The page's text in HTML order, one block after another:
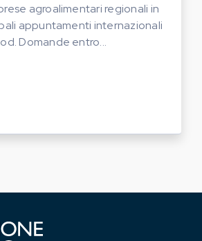
agroalimentari regionali in
appuntamenti internazionali
Domande entro...
LAZIO E ARSIAL PORTANO